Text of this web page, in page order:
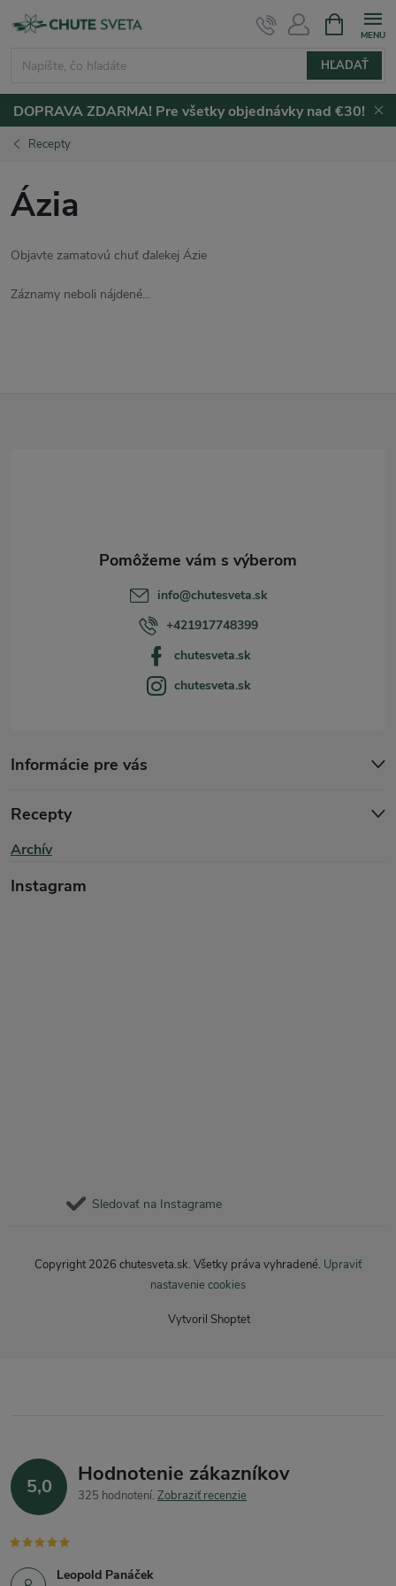
Prejsť
HĽADAŤ
KOŠÍK
DOPRAVA ZDARMA! Pre všetky objednávky nad €30!
Recepty
Ázia
Objavte zamatovú chuť ďalekej Ázie
Záznamy neboli nájdené...
info@chutesveta.sk
+421917748399
chutesveta.sk
chutesveta.sk
Informácie pre vás
Recepty
Archív
Instagram
Sledovať na Instagrame
Vytvoril Shoptet
Copyright 2026 chutesveta.sk. Všetky práva vyhradené. Upraviť
nastavenie cookies
5,0 Hodnotenie zákazníkov
325 hodnotení Zobraziť recenzie
Leopold Panáček